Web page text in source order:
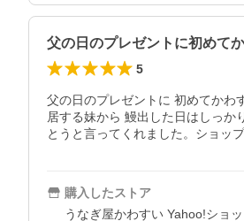
父の日のプレゼントに初めて
5
父の日のプレゼントに 初めてかわ
居する妹から 鰻出した日はしっか
とうと言ってくれました。ショッ
購入したストア
うなぎ屋かわすい Yahoo!ショ